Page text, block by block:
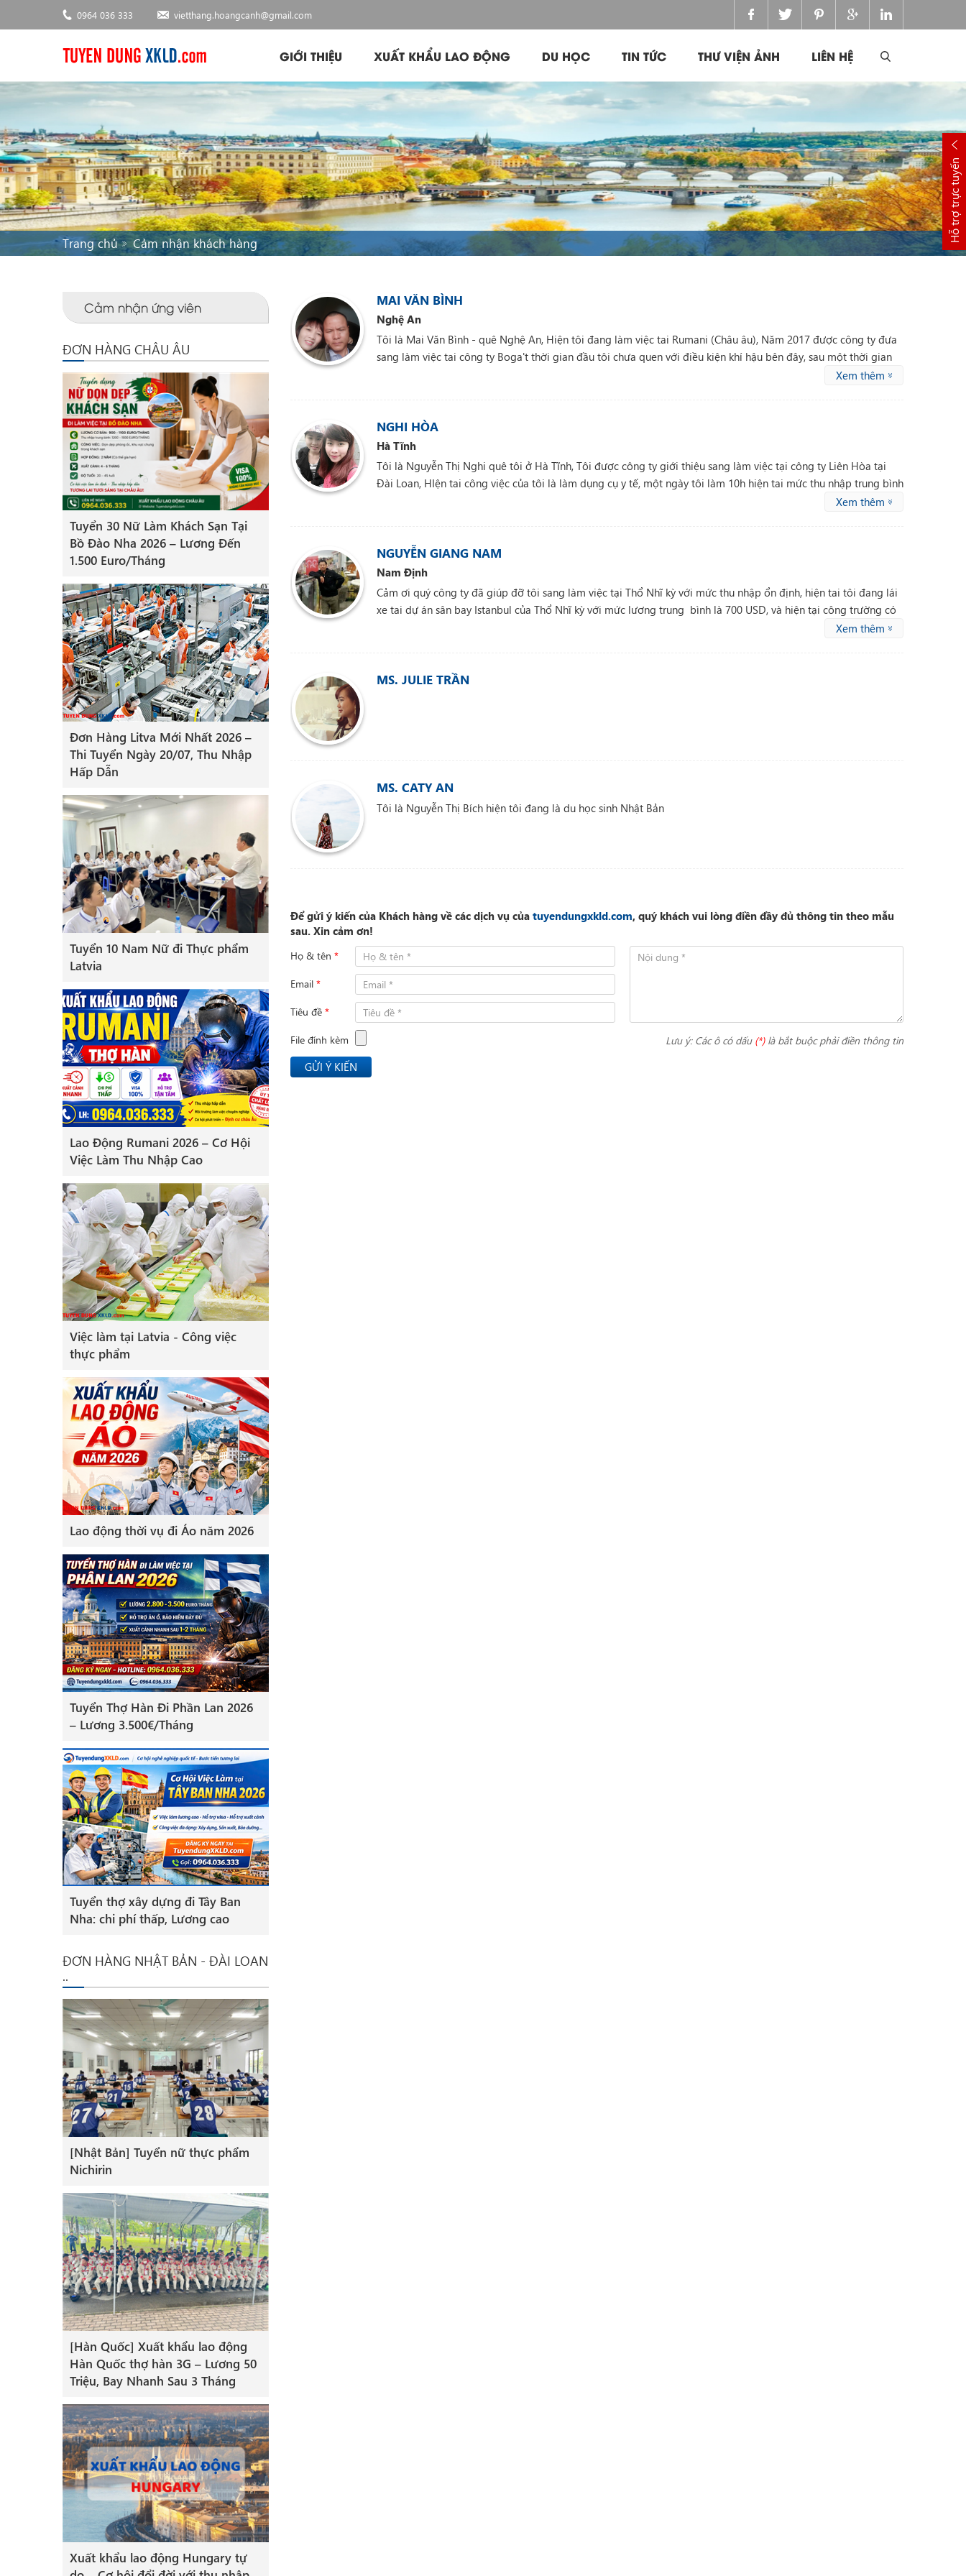
0964 036 333 vietthang.hoangcanh@gmail.com
GIỚI THIỆU XUẤT KHẨU LAO ĐỘNG DU HỌC TIN TỨC THƯ VIỆN ẢNH LIÊN HỆ
Trang chủ Cảm nhận khách hàng
Cảm nhận ứng viên
ĐƠN HÀNG CHÂU ÂU
Tuyển 30 Nữ Làm Khách Sạn Tại
Bồ Đào Nha 2026 – Lương Đến
1.500 Euro/Tháng
Đơn Hàng Litva Mới Nhất 2026 –
Thi Tuyển Ngày 20/07, Thu Nhập
Hấp Dẫn
Tuyển 10 Nam Nữ đi Thực phẩm
Latvia
Lao Động Rumani 2026 – Cơ Hội
Việc Làm Thu Nhập Cao
Việc làm tại Latvia - Công việc
thực phẩm
Lao động thời vụ đi Áo năm 2026
Tuyển Thợ Hàn Đi Phần Lan 2026
– Lương 3.500€/Tháng
Tuyển thợ xây dựng đi Tây Ban
Nha: chi phí thấp, Lương cao
ĐƠN HÀNG NHẬT BẢN - ĐÀI LOAN
..
[Nhật Bản] Tuyển nữ thực phẩm
Nichirin
[Hàn Quốc] Xuất khẩu lao động
Hàn Quốc thợ hàn 3G – Lương 50
Triệu, Bay Nhanh Sau 3 Tháng
Xuất khẩu lao động Hungary tự
MAI VĂN BÌNH
Nghệ An
Tôi là Mai Văn Bình - quê Nghệ An, Hiện tôi đang làm việc tai Rumani (Châu âu), Năm 2017 được công ty đưa
sang làm việc tai công ty Boga't thời gian đầu tôi chưa quen với điều kiện khí hậu bên đây, sau một thời gian
sống tôi cảm thấy điều kiện bên này rất tốt, tôi đi làm được ký lương 750 USD/tháng. Thu nhập bình quân của
Xem thêm
NGHI HÒA
Hà Tĩnh
Tôi là Nguyễn Thị Nghi quê tôi ở Hà Tĩnh, Tôi được công ty giới thiệu sang làm việc tại công ty Liên Hòa tại
Đài Loan, HIện tai công việc của tôi là làm dụng cụ y tế, một ngày tôi làm 10h hiện tai mức thu nhập trung bình
Xem thêm
NGUYỄN GIANG NAM
Nam Định
Cảm ơi quý công ty đã giúp đỡ tôi sang làm việc tại Thổ Nhĩ kỳ với mức thu nhập ổn định, hiện tai tôi đang lái
xe tai dự án sân bay Istanbul của Thổ Nhĩ kỳ với mức lương trung bình là 700 USD, và hiện tại công trường có
Xem thêm
MS. JULIE TRẦN
MS. CATY AN
Tôi là Nguyễn Thị Bích hiện tôi đang là du học sinh Nhật Bản
Để gửi ý kiến của Khách hàng về các dịch vụ của tuyendungxkld.com, quý khách vui lòng điền đầy đủ thông tin theo mẫu
sau. Xin cảm ơn!
Họ & tên *
Email *
Tiêu đề *
File đính kèm
GỬI Ý KIẾN
Lưu ý: Các ô có dấu (*)là bắt buộc phải điền thông tin
Hỗ trợ trực tuyến